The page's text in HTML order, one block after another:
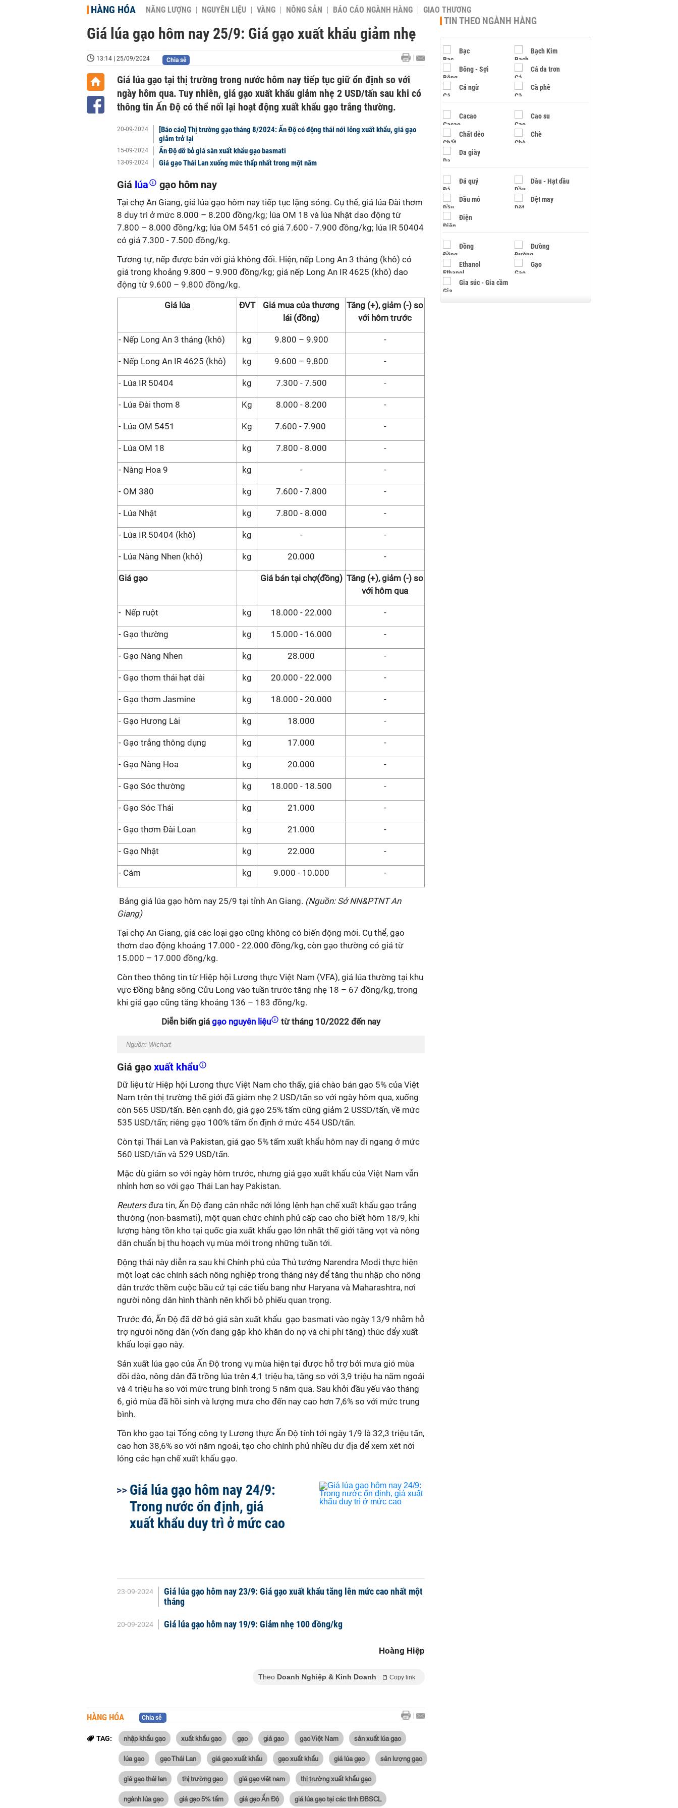
HÀNG HÓA NĂNG LƯỢNG NGUYÊN LIỆU VÀNG NÔNG SẢN BÁO CÁO NGÀNH HÀNG GIAO THƯƠNG
Giá lúa gạo hôm nay 25/9: Giá gạo xuất khẩu giảm nhẹ
13:14 | 25/09/2024 Chia sẻ
Giá lúa gạo tại thị trường trong nước hôm nay tiếp tục giữ ổn định so với
ngày hôm qua. Tuy nhiên, giá gạo xuất khẩu giảm nhẹ 2 USD/tấn sau khi có
thông tin Ấn Độ có thể nối lại hoạt động xuất khẩu gạo trắng thường.
20-09-2024
[Báo cáo] Thị trường gạo tháng 8/2024: Ấn Độ có động thái nới lỏng xuất khẩu, giá gạo
giảm trở lại
15-09-2024 Ấn Độ dỡ bỏ giá sàn xuất khẩu gạo basmati
13-09-2024 Giá gạo Thái Lan xuống mức thấp nhất trong một năm
Giá lúa gạo hôm nay
Tại chợ An Giang, giá lúa gạo hôm nay tiếp tục lặng sóng. Cụ thể, giá lúa Đài thơm
8 duy trì ở mức 8.000 – 8.200 đồng/kg; lúa OM 18 và lúa Nhật dao động từ
7.800 – 8.000 đồng/kg; lúa OM 5451 có giá 7.600 - 7.900 đồng/kg; lúa IR 50404
có giá 7.300 - 7.500 đồng/kg.
Tương tự, nếp được bán với giá không đổi. Hiện, nếp Long An 3 tháng (khô) có
giá trong khoảng 9.800 – 9.900 đồng/kg; giá nếp Long An IR 4625 (khô) dao
động từ 9.600 – 9.800 đồng/kg.
Giá lúa ĐVT
Giá mua của thương
lái (đồng)
Tăng (+), giảm (-) so
với hôm trước
- Nếp Long An 3 tháng (khô) kg 9.800 – 9.900 -
- Nếp Long An IR 4625 (khô) kg 9.600 – 9.800 -
- Lúa IR 50404 kg 7.300 - 7.500 -
- Lúa Đài thơm 8 Kg 8.000 - 8.200 -
- Lúa OM 5451 Kg 7.600 - 7.900 -
- Lúa OM 18 kg 7.800 - 8.000 -
- Nàng Hoa 9 kg - -
- OM 380 kg 7.600 - 7.800 -
- Lúa Nhật kg 7.800 - 8.000 -
- Lúa IR 50404 (khô) kg - -
- Lúa Nàng Nhen (khô) kg 20.000 -
Giá gạo Giá bán tại chợ(đồng) Tăng (+), giảm (-) so
với hôm qua
- Nếp ruột kg 18.000 - 22.000 -
- Gạo thường kg 15.000 - 16.000 -
- Gạo Nàng Nhen kg 28.000 -
- Gạo thơm thái hạt dài kg 20.000 - 22.000 -
- Gạo thơm Jasmine kg 18.000 - 20.000 -
- Gạo Hương Lài kg 18.000 -
- Gạo trắng thông dụng kg 17.000 -
- Gạo Nàng Hoa kg 20.000 -
- Gạo Sóc thường kg 18.000 - 18.500 -
- Gạo Sóc Thái kg 21 .000 -
- Gạo thơm Đài Loan kg 21.000 -
- Gạo Nhật kg 22.000 -
- Cám kg 9.000 - 10.000 -
Bảng giá lúa gạo hôm nay 25/9 tại tỉnh An Giang. (Nguồn: Sở NN&PTNT An
Giang)
Tại chợ An Giang, giá các loại gạo cũng không có biến động mới. Cụ thể, gạo
thơm dao động khoảng 17.000 - 22.000 đồng/kg, còn gạo thường có giá từ
15.000 – 17.000 đồng/kg.
Còn theo thông tin từ Hiệp hội Lương thực Việt Nam (VFA), giá lúa thường tại khu
vực Đồng bằng sông Cửu Long vào tuần trước tăng nhẹ 18 – 67 đồng/kg, trong
khi giá gạo cũng tăng khoảng 136 – 183 đồng/kg.
Diễn biến giá gạo nguyên liệu từ tháng 10/2022 đến nay
Nguồn: Wichart
Giá gạo xuất khẩu
Dữ liệu từ Hiệp hội Lương thực Việt Nam cho thấy, giá chào bán gạo 5% của Việt
Nam trên thị trường thế giới đã giảm nhẹ 2 USD/tấn so với ngày hôm qua, xuống
còn 565 USD/tấn. Bên cạnh đó, giá gạo 25% tấm cũng giảm 2 USSD/tấn, về mức
535 USD/tấn; riêng gạo 100% tấm ổn định ở mức 454 USD/tấn.
Còn tại Thái Lan và Pakistan, giá gạo 5% tấm xuất khẩu hôm nay đi ngang ở mức
560 USD/tấn và 529 USD/tấn.
Mặc dù giảm so với ngày hôm trước, nhưng giá gạo xuất khẩu của Việt Nam vẫn
nhỉnh hơn so với gạo Thái Lan hay Pakistan.
Reutersđưa tin, Ấn Độ đang cân nhắc nới lỏng lệnh hạn chế xuất khẩu gạo trắng
thường (non-basmati), một quan chức chính phủ cấp cao cho biết hôm 18/9, khi
lượng hàng tồn kho tại quốc gia xuất khẩu gạo lớn nhất thế giới tăng vọt và nông
dân chuẩn bị thu hoạch vụ mùa mới trong những tuần tới.
Động thái này diễn ra sau khi Chính phủ của Thủ tướng Narendra Modi thực hiện
một loạt các chính sách nông nghiệp trong tháng này để tăng thu nhập cho nông
dân trước thềm cuộc bầu cử tại các tiểu bang như Haryana và Maharashtra, nơi
người nông dân hình thành nên khối bỏ phiếu quan trọng.
Trước đó, Ấn Độ đã dỡ bỏ giá sàn xuất khẩu gạo basmati vào ngày 13/9 nhằm hỗ
trợ người nông dân (vốn đang gặp khó khăn do nợ và chi phí tăng) thúc đẩy xuất
khẩu loại gạo này.
Sản xuất lúa gạo của Ấn Độ trong vụ mùa hiện tại được hỗ trợ bởi mưa gió mùa
dồi dào, nông dân đã trồng lúa trên 4,1 triệu ha, tăng so với 3,9 triệu ha năm ngoái
và 4 triệu ha so với mức trung bình trong 5 năm qua. Sau khởi đầu yếu vào tháng
6, gió mùa đã hồi sinh và lượng mưa cho đến nay cao hơn 7,6% so với mức trung
bình.
Tồn kho gạo tại Tổng công ty Lương thực Ấn Độ tính tới ngày 1/9 là 32,3 triệu tấn,
cao hơn 38,6% so với năm ngoái, tạo cho chính phủ nhiều dư địa để xem xét nới
lỏng các hạn chế xuất khẩu gạo.
Giá lúa gạo hôm nay 24/9:
Trong nước ổn định, giá
xuất khẩu duy trì ở mức cao
23-09-2024
Giá lúa gạo hôm nay 23/9: Giá gạo xuất khẩu tăng lên mức cao nhất một
tháng
20-09-2024 Giá lúa gạo hôm nay 19/9: Giảm nhẹ 100 đồng/kg
Hoàng Hiệp
Theo Doanh Nghiệp & Kinh Doanh Copy link
HÀNG HÓA Chia sẻ
TAG: nhập khẩu gạo xuất khẩu gạo gạo giá gạo gạo Việt Nam sản xuất lúa gạo
lúa gạo gạo Thái Lan giá gạo xuất khẩu gạo xuất khẩu giá lúa gạo sản lượng gạo
giá gạo thái lan thị trường gạo giá gạo việt nam thị trường xuất khẩu gạo
ngành lúa gạo giá gạo 5% tấm giá gạo Ấn Độ giá lúa gạo tại các tỉnh ĐBSCL
TIN THEO NGÀNH HÀNG
Bạc Bạch Kim
Bông - Sợi Cá da trơn
Cá ngừ Cà phê
Cacao Cao su
Chất dẻo Chè
Da giày
Đá quý Dầu - Hạt dầu
Dầu mỏ Dệt may
Điện
Đồng Đường
Ethanol Gạo
Gia súc - Gia cầm